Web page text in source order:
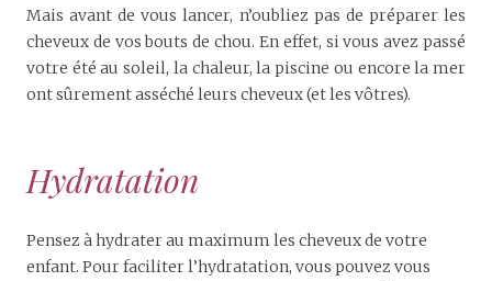
Mais avant de vous lancer, n’oubliez pas de préparer les
cheveux de vos bouts de chou. En effet, si vous avez passé
votre été au soleil, la chaleur, la piscine ou encore la mer
ont sûrement asséché leurs cheveux (et les vôtres).
Hydratation
Pensez à hydrater au maximum les cheveux de votre
enfant. Pour faciliter l’hydratation, vous pouvez vous